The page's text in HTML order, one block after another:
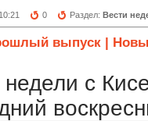
0 Раздел:Вести
выпуск |
недели с